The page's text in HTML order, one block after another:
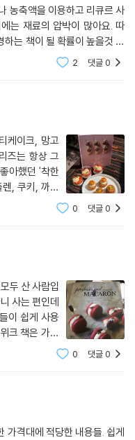
는 책이 될 확률이 높을것 같
구매했나 생각들어요.2 댓글0
케이크, 망고
, 쿠키, 까눌
족스러운 행복
0 댓글0
두 산 사람입
사는 편인데
이 쉽게 사용
크 책은 가격
기대를 저버
한 쉬운 레
0 댓글0
가격대에 적당한 내용들. 쉽게